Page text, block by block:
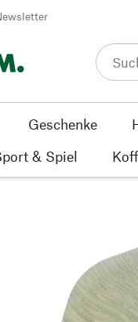
Geschenke
& Spiel